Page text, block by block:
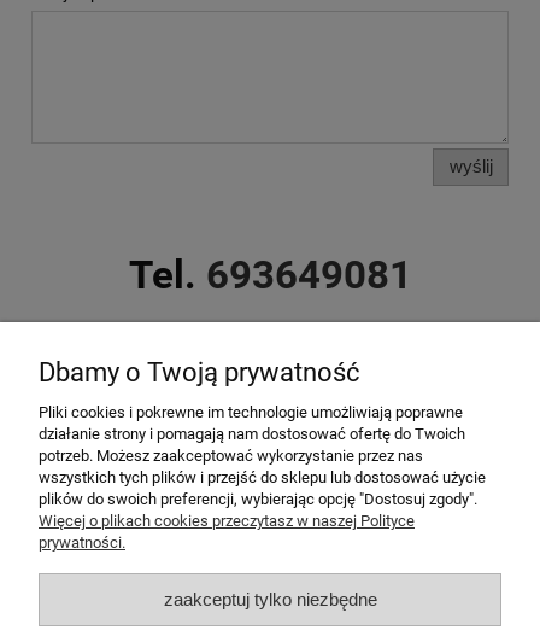
wyślij
Tel. 693649081
codziennie od godz. 9:00 do 21.00
Top kategorie
Top imprezy
Dbamy o Twoją prywatność
Pliki cookies i pokrewne im technologie umożliwiają poprawne
działanie strony i pomagają nam dostosować ofertę do Twoich
potrzeb. Możesz zaakceptować wykorzystanie przez nas
wszystkich tych plików i przejść do sklepu lub dostosować użycie
plików do swoich preferencji, wybierając opcję "Dostosuj zgody".
Więcej o plikach cookies przeczytasz w naszej Polityce
prywatności.
zaakceptuj tylko niezbędne